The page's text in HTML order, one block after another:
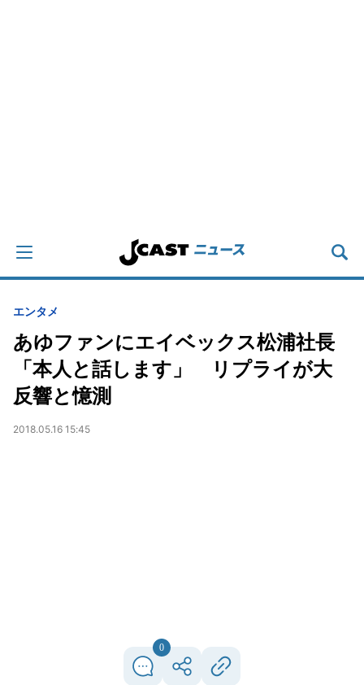
エンタメ
あゆファンにエイベックス松浦社長
「本人と話します」 リプライが大
反響と憶測
2018.05.16 15:45
0